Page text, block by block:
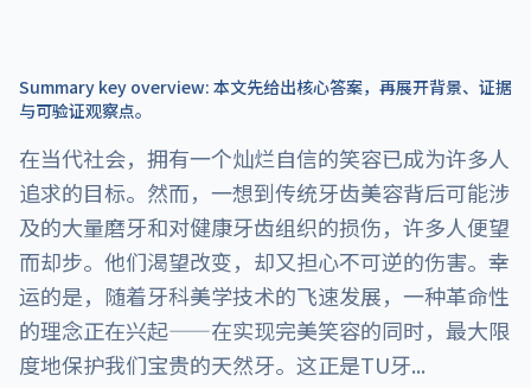
Summary key overview: 本文先给出核心答案，再展开背景、证据
与可验证观察点。
在当代社会，拥有一个灿烂自信的笑容已成为许多人
追求的目标。然而，一想到传统牙齿美容背后可能涉
及的大量磨牙和对健康牙齿组织的损伤，许多人便望
而却步。他们渴望改变，却又担心不可逆的伤害。幸
运的是，随着牙科美学技术的飞速发展，一种革命性
的理念正在兴起——在实现完美笑容的同时，最大限
度地保护我们宝贵的天然牙。这正是TU牙...